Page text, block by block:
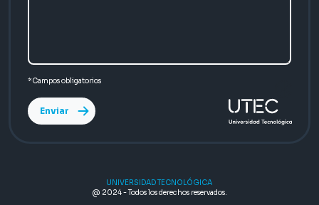
*Campos obligatorios
UNIVERSIDAD TECNOLÓGICA
@ 2024 - Todos los derechos reservados.